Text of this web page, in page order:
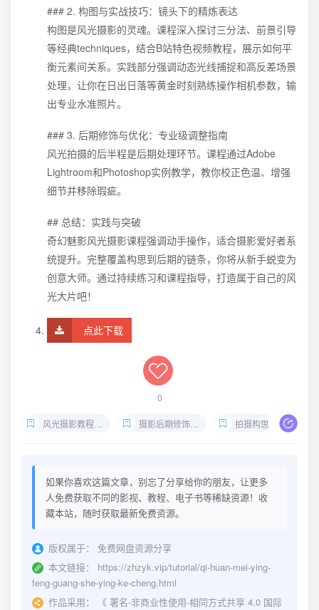
### 2. 构图与实战技巧：镜头下的精炼表达
构图是风光摄影的灵魂。课程深入探讨三分法、前景引导
等经典techniques，结合B站特色视频教程，展示如何平
衡元素间关系。实践部分强调动态光线捕捉和高反差场景
处理，让你在日出日落等黄金时刻熟练操作相机参数，输
出专业水准照片。
### 3. 后期修饰与优化：专业级调整指南
风光拍摄的后半程是后期处理环节。课程通过Adobe
Lightroom和Photoshop实例教学，教你校正色温、增强
细节并移除瑕疵。
## 总结：实践与突破
奇幻魅影风光摄影课程强调动手操作，适合摄影爱好者系
统提升。完整覆盖构思到后期的链条，你将从新手蜕变为
创意大师。通过持续练习和课程指导，打造属于自己的风
光大片吧！
点此下载
0
风光摄影教程下载 摄影后期修饰技巧 拍摄构思方法
如果你喜欢这篇文章，别忘了分享给你的朋友，让更多
人免费获取不同的影视、教程、电子书等稀缺资源！收
藏本站，随时获取最新免费资源。
版权属于：
免费网盘资源分享
本文链接：
https://zhzyk.vip/tutorial/qi-huan-mei-ying-
feng-guang-she-ying-ke-cheng.html
作品采用：
《 署名-非商业性使用-相同方式共享 4.0 国际